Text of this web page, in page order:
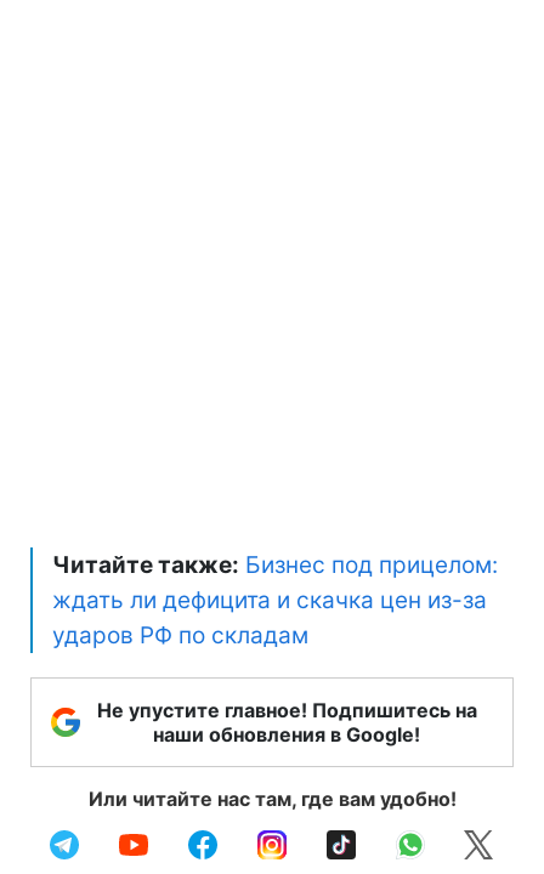
Читайте также: Бизнес под прицелом:
ждать ли дефицита и скачка цен из-за
ударов РФ по складам
Не упустите главное! Подпишитесь на
наши обновления в Google!
Или читайте нас там, где вам удобно!